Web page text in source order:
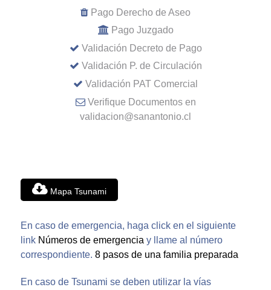
Pago Derecho de Aseo
Pago Juzgado
Validación Decreto de Pago
Validación P. de Circulación
Validación PAT Comercial
Verifique Documentos en
validacion@sanantonio.cl
Mapa Tsunami
En caso de emergencia, haga click en el siguiente
link Números de emergencia y llame al número
correspondiente. 8 pasos de una familia preparada
En caso de Tsunami se deben utilizar la vías